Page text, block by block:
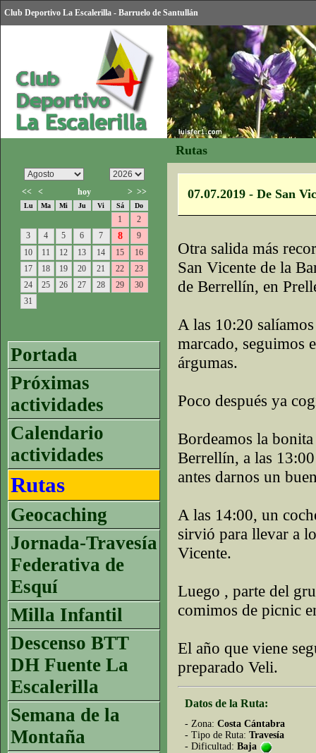
Club Deportivo La Escalerilla - Barruelo de Santullán
Rutas
<< < hoy > >>
Lu Ma Mi Ju Vi Sá Do
1
2
3
4 5 6 7 8
9
10
11 12 13 14 15
16
17
18 19 20 21 22
23
24
25 26 27 28 29
30
31
Portada
Próximas
actividades
Calendario
actividades
Rutas
Geocaching
Jornada-Travesía
Federativa de
Esquí
Milla Infantil
Descenso BTT
DH Fuente La
Escalerilla
Semana de la
Montaña
07.07.2019 - De San
Otra salida más
San Vicente de la
de Berrellín, en
A las 10:20
marcado, seguimos
árgumas.
Poco después ya
Bordeamos la
Berrellín, a las
antes darnos un
A las 14:00, un
sirvió para llevar a
Vicente.
Luego , parte del
comimos de picnic
El año que viene
preparado Veli.
Datos de la Ruta:
- Zona: Costa Cántabra
- Tipo de Ruta: Travesía
- Dificultad: Baja